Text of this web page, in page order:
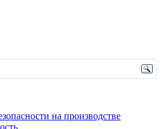
на производстве